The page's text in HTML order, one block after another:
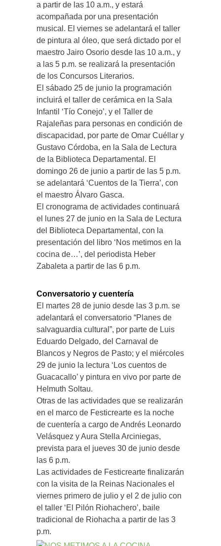
a partir de las 10 a.m., y estará
acompañada por una presentación
musical. El viernes se adelantará el taller
de pintura al óleo, que será dictado por el
maestro Jairo Osorio desde las 10 a.m., y
a las 5 p.m. se realizará la presentación
de los Concursos Literarios.
El sábado 25 de junio la programación
incluirá el taller de cerámica en la Sala
Infantil ‘Tío Conejo’, y el Taller de
Rajaleñas para personas en condición de
discapacidad, por parte de Omar Cuéllar y
Gustavo Córdoba, en la Sala de Lectura
de la Biblioteca Departamental. El
domingo 26 de junio a partir de las 5 p.m.
se adelantará ‘Cuentos de la Tierra’, con
el maestro Álvaro Gasca.
El cronograma de actividades continuará
el lunes 27 de junio en la Sala de Lectura
del Biblioteca Departamental, con la
presentación del libro ‘Nos metimos en la
cocina de…’, del periodista Heber
Zabaleta a partir de las 6 p.m.
Conversatorio y cuentería
El martes 28 de junio desde las 3 p.m. se
adelantará el conversatorio “Planes de
salvaguardia cultural”, por parte de Luis
Eduardo Delgado, del Carnaval de
Blancos y Negros de Pasto; y el miércoles
29 de junio la lectura ‘Los cuentos de
Guacacallo’ y pintura en vivo por parte de
Helmuth Soltau.
Otras de las actividades que se realizarán
en el marco de Festicrearte es la noche
de cuentería a cargo de Andrés Leonardo
Velásquez y Aura Stella Arciniegas,
prevista para el jueves 30 de junio desde
las 6 p.m.
Las actividades de Festicrearte finalizarán
con la visita de la Reinas Nacionales el
viernes primero de julio y el 2 de julio con
el taller ‘El Pilón Riohachero’, baile
tradicional de Riohacha a partir de las 3
p.m.